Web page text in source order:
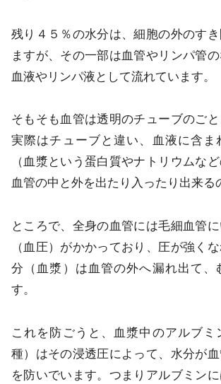
残り４５％の水分は、細胞の外のす
ますが、その一部は血管やリンパ管の
血液やリンパ液として流れています。
そもそも血管は透明のチューブのごと
実際はチューブと違い、血液に含ま
（血漿という蛋白質やナトリウムなど
血管の中と外を出たり入ったり出来る
ところで、全身の血管には毛細血管
（血圧）がかかっており、圧が強く
分（血漿）は血管の外へ漏れ出て、
す。
これを防ごうと、血漿中のアルブミ
種）はその浸透圧によって、水分が
を防いでいます。つまりアルブミン